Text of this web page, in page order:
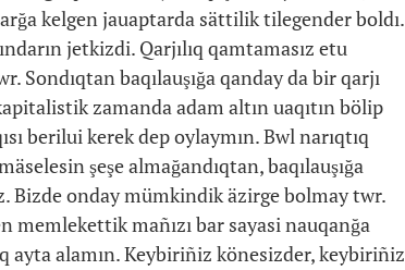
kelgen jauaptarda sättilik tilegender boldı.
jetkizdi. Qarjılıq qamtamasız etu
Sondıqtan baqılauşığa qanday da bir qarjı
zamanda adam altın uaqıtın bölip
berilui kerek dep oylaymın. Bwl narıqtıq
şeşe almağandıqtan, baqılauşığa
Bizde onday mümkindik äzirge bolmay twr.
memlekettik mañızı bar sayasi nauqanğa
ayta alamın. Keybiriñiz könesizder, keybiriñiz